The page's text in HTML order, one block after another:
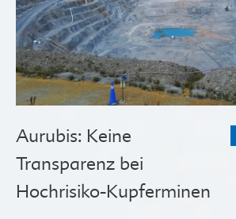
Aurubis: Keine
Transparenz bei
Hochrisiko-Kupferminen